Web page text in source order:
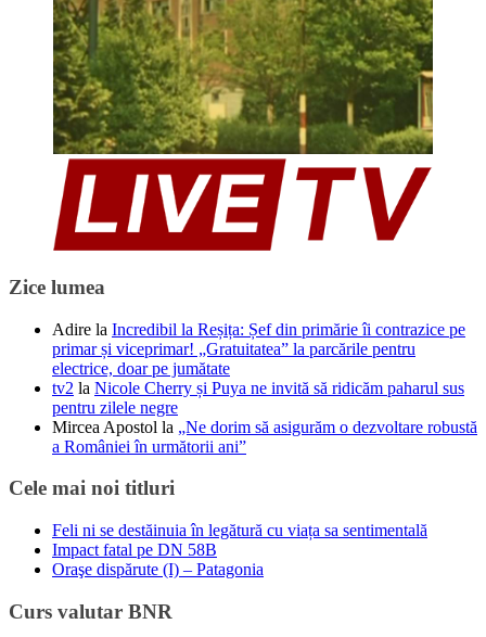
Zice lumea
Adire la Incredibil la Reșița: Șef din primărie îi contrazice pe
primar și viceprimar! „Gratuitatea” la parcările pentru
electrice, doar pe jumătate
tv2 la Nicole Cherry și Puya ne invită să ridicăm paharul sus
pentru zilele negre
Mircea Apostol la „Ne dorim să asigurăm o dezvoltare robustă
a României în următorii ani”
Cele mai noi titluri
Feli ni se destăinuia în legătură cu viața sa sentimentală
Impact fatal pe DN 58B
Oraşe dispărute (I) – Patagonia
Curs valutar BNR